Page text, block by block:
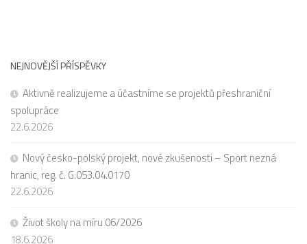
NEJNOVĚJŠÍ PŘÍSPĚVKY
Aktivně realizujeme a účastníme se projektů přeshraniční
spolupráce
22.6.2026
Nový česko-polský projekt, nové zkušenosti – Sport nezná
hranic, reg. č. G.053.04.0170
22.6.2026
Život školy na míru 06/2026
18.6.2026